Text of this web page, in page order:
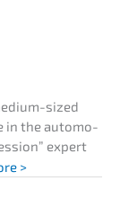
sized
in the automo­
expert
>